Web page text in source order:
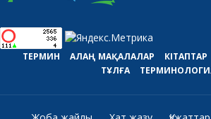
ТЕРМИН АЛАҢ МАҚАЛАЛАР КІТАПТАР
ТҰЛҒА